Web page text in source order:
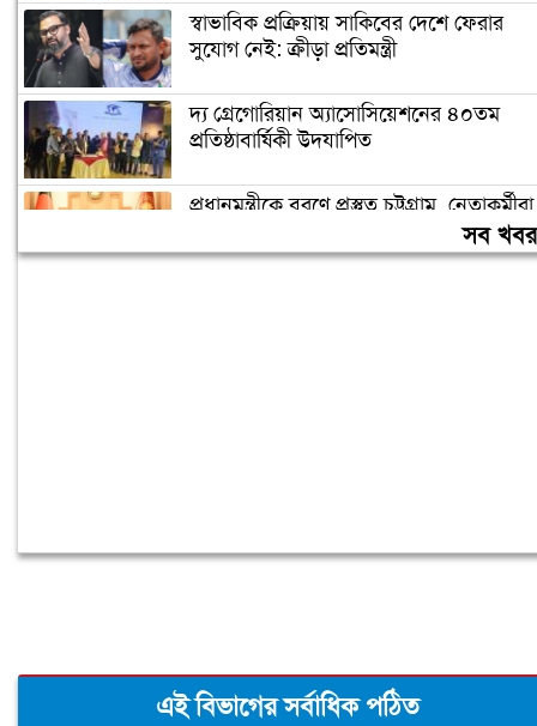
স্বাভাবিক প্রক্রিয়ায় সাকিবের দেশে ফেরার
সুযোগ নেই: ক্রীড়া প্রতিমন্ত্রী
দ্য গ্রেগোরিয়ান অ্যাসোসিয়েশনের ৪০তম
প্রতিষ্ঠাবার্ষিকী উদযাপিত
প্রধানমন্ত্রীকে বরণে প্রস্তুত চট্টগ্রাম, নেতাকর্মীরা
সব
এই বিভাগের সর্বাধিক পঠিত